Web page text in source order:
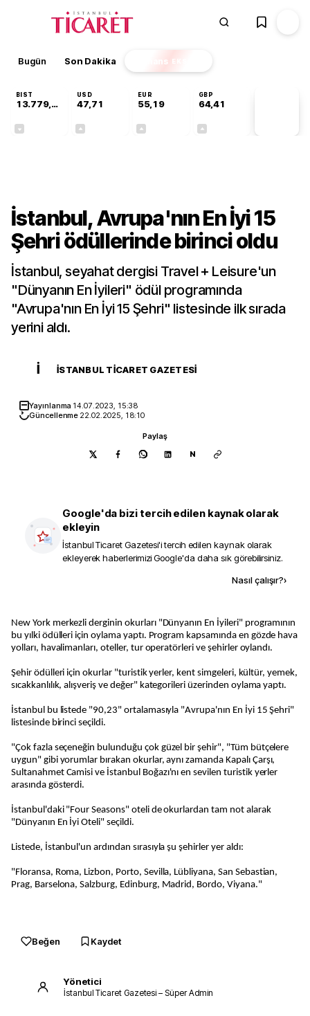
Bugün Son Dakika Finans EKSTRA
BIST
13.779,39
USD
47,71
EUR
55,19
GBP
64,41
İstanbul, Avrupa'nın En İyi 15
Şehri ödüllerinde birinci oldu
İstanbul, seyahat dergisi Travel + Leisure'un
"Dünyanın En İyileri" ödül programında
"Avrupa'nın En İyi 15 Şehri" listesinde ilk sırada
yerini aldı.
İ İSTANBUL TICARET GAZETESI
Yayınlanma 14.07.2023, 15:38
Güncellenme 22.02.2025, 18:10
Paylaş
N
Google'da bizi tercih edilen kaynak olarak
ekleyin
İstanbul Ticaret Gazetesi'i tercih edilen kaynak olarak
ekleyerek haberlerimizi Google'da daha sık görebilirsiniz.
Nasıl çalışır?›
New York merkezli derginin okurları "Dünyanın En İyileri" programının
bu yılki ödülleri için oylama yaptı. Program kapsamında en gözde hava
yolları, havalimanları, oteller, tur operatörleri ve şehirler oylandı.
Şehir ödülleri için okurlar "turistik yerler, kent simgeleri, kültür, yemek,
sıcakkanlılık, alışveriş ve değer" kategorileri üzerinden oylama yaptı.
İstanbul bu listede "90,23" ortalamasıyla "Avrupa'nın En İyi 15 Şehri"
listesinde birinci seçildi.
"Çok fazla seçeneğin bulunduğu çok güzel bir şehir", "Tüm bütçelere
uygun" gibi yorumlar bırakan okurlar, aynı zamanda Kapalı Çarşı,
Sultanahmet Camisi ve İstanbul Boğazı'nı en sevilen turistik yerler
arasında gösterdi.
İstanbul'daki "Four Seasons" oteli de okurlardan tam not alarak
"Dünyanın En İyi Oteli" seçildi.
Listede, İstanbul'un ardından sırasıyla şu şehirler yer aldı:
"Floransa, Roma, Lizbon, Porto, Sevilla, Lübliyana, San Sebastian,
Prag, Barselona, Salzburg, Edinburg, Madrid, Bordo, Viyana."
Beğen Kaydet
Yönetici
İstanbul Ticaret Gazetesi – Süper Admin